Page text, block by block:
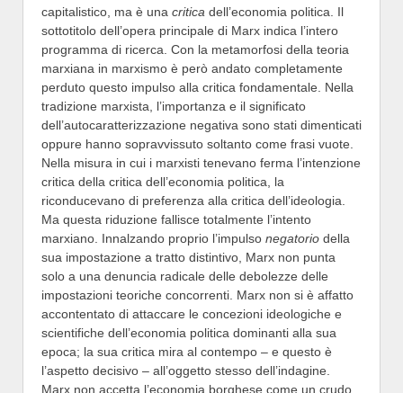
capitalistico, ma è una critica dell’economia politica. Il
sottotitolo dell’opera principale di Marx indica l’intero
programma di ricerca. Con la metamorfosi della teoria
marxiana in marxismo è però andato completamente
perduto questo impulso alla critica fondamentale. Nella
tradizione marxista, l’importanza e il significato
dell’autocaratterizzazione negativa sono stati dimenticati
oppure hanno sopravvissuto soltanto come frasi vuote.
Nella misura in cui i marxisti tenevano ferma l’intenzione
critica della critica dell’economia politica, la
riconducevano di preferenza alla critica dell’ideologia.
Ma questa riduzione fallisce totalmente l’intento
marxiano. Innalzando proprio l’impulso negatorio della
sua impostazione a tratto distintivo, Marx non punta
solo a una denuncia radicale delle debolezze delle
impostazioni teoriche concorrenti. Marx non si è affatto
accontentato di attaccare le concezioni ideologiche e
scientifiche dell’economia politica dominanti alla sua
epoca; la sua critica mira al contempo – e questo è
l’aspetto decisivo – all’oggetto stesso dell’indagine.
Marx non accetta l’economia borghese come un crudo